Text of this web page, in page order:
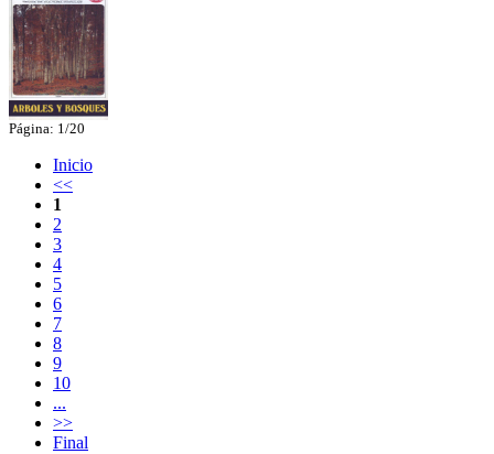
Página: 1/20
Inicio
<<
1
2
3
4
5
6
7
8
9
10
...
>>
Final